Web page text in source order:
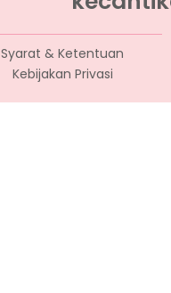
Syarat & Ketentuan
Kebijakan Privasi